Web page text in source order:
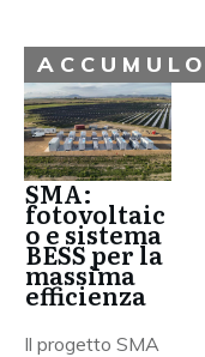
ACCUMULO
SMA:
fotovoltaic
o e sistema
BESS per la
massima
efficienza
Il progetto SMA